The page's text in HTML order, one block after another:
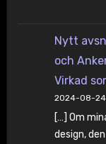
Nytt
och
Virkad
2024-08-24
[…] Om
design,